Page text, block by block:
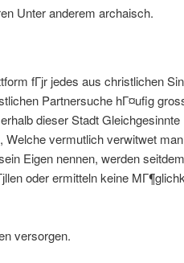
Unter anderem archaisch.
fГјr jedes aus christlichen
Partnersuche hГ¤ufig
dieser Stadt Gleichgesinnte
Welche vermutlich verwitwet
Eigen nennen, werden seitdem
oder ermitteln keine
versorgen.